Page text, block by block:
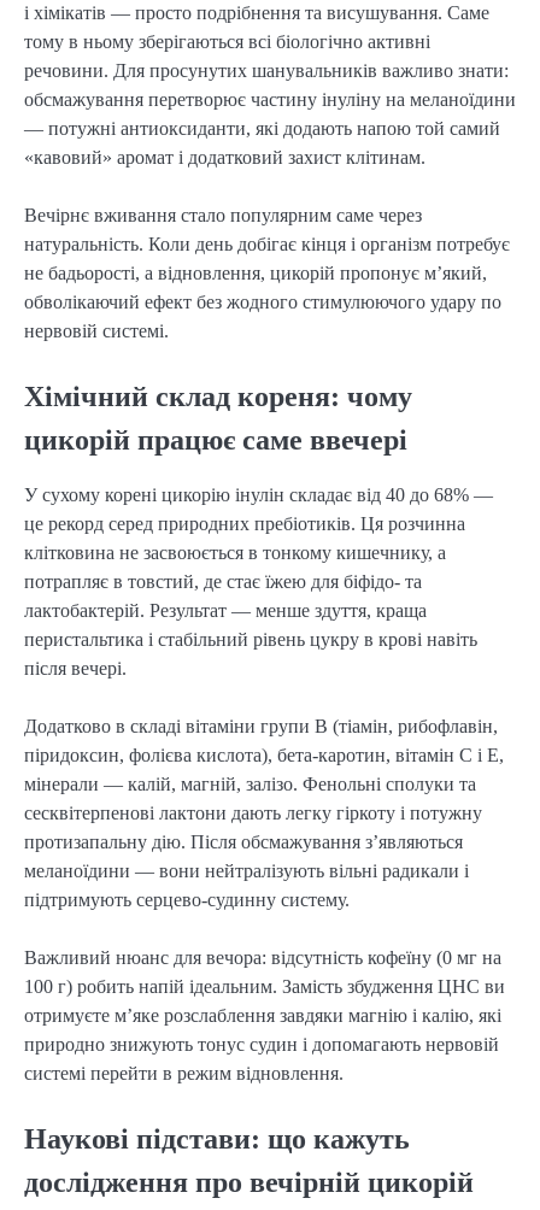
і хімікатів — просто подрібнення та висушування. Саме
тому в ньому зберігаються всі біологічно активні
речовини. Для просунутих шанувальників важливо знати:
обсмажування перетворює частину інуліну на меланоїдини
— потужні антиоксиданти, які додають напою той самий
«кавовий» аромат і додатковий захист клітинам.
Вечірнє вживання стало популярним саме через
натуральність. Коли день добігає кінця і організм потребує
не бадьорості, а відновлення, цикорій пропонує м’який,
обволікаючий ефект без жодного стимулюючого удару по
нервовій системі.
Хімічний склад кореня: чому
цикорій працює саме ввечері
У сухому корені цикорію інулін складає від 40 до 68% —
це рекорд серед природних пребіотиків. Ця розчинна
клітковина не засвоюється в тонкому кишечнику, а
потрапляє в товстий, де стає їжею для біфідо- та
лактобактерій. Результат — менше здуття, краща
перистальтика і стабільний рівень цукру в крові навіть
після вечері.
Додатково в складі вітаміни групи В (тіамін, рибофлавін,
піридоксин, фолієва кислота), бета-каротин, вітамін С і Е,
мінерали — калій, магній, залізо. Фенольні сполуки та
сесквітерпенові лактони дають легку гіркоту і потужну
протизапальну дію. Після обсмажування з’являються
меланоїдини — вони нейтралізують вільні радикали і
підтримують серцево-судинну систему.
Важливий нюанс для вечора: відсутність кофеїну (0 мг на
100 г) робить напій ідеальним. Замість збудження ЦНС ви
отримуєте м’яке розслаблення завдяки магнію і калію, які
природно знижують тонус судин і допомагають нервовій
системі перейти в режим відновлення.
Наукові підстави: що кажуть
дослідження про вечірній цикорій